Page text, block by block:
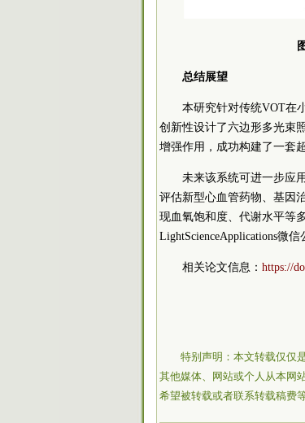
总结展望
本研究针对传统VOT在
创新性设计了六边形多光束
增强作用，成功构建了一套
未来该系统可进一步应
评估新型心血管药物、基因
现血氧饱和度、代谢水平等
LightScienceApplications微信
相关论文信息： https://
特别声明：本文转载仅仅
其他媒体、网站或个人从本网
希望被转载或者联系转载稿费